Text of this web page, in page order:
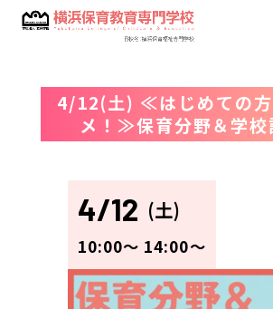
4/12(土) ≪はじめての方
メ！≫保育分野＆学校
4/12 (土)
10:00〜 14:00〜